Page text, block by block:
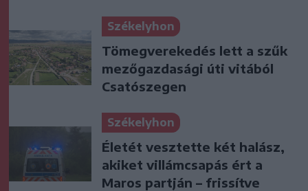
Székelyhon
Tömegverekedés lett a szűk
mezőgazdasági úti vitából
Csatószegen
Székelyhon
Életét vesztette két halász,
akiket villámcsapás ért a
Maros partján – frissítve